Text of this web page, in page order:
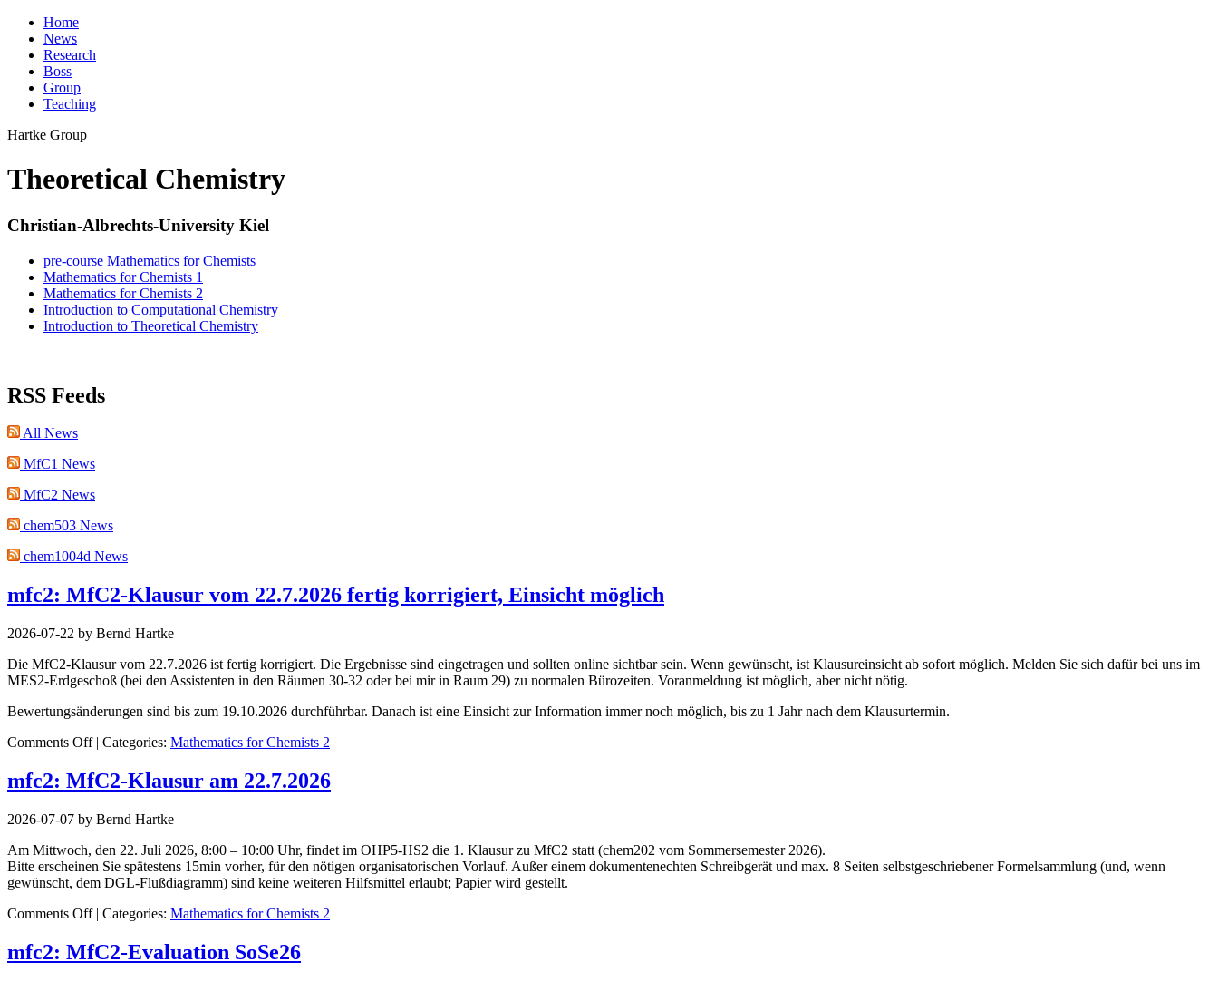
Home
News
Research
Boss
Group
Teaching
Hartke Group
Theoretical Chemistry
Christian-Albrechts-University Kiel
pre-course Mathematics for Chemists
Mathematics for Chemists 1
Mathematics for Chemists 2
Introduction to Computational Chemistry
Introduction to Theoretical Chemistry
RSS Feeds
All News
MfC1 News
MfC2 News
chem503 News
chem1004d News
mfc2: MfC2-Klausur vom 22.7.2026 fertig korrigiert, Einsicht möglich
2026-07-22 by Bernd Hartke
Die MfC2-Klausur vom 22.7.2026 ist fertig korrigiert. Die Ergebnisse sind eingetragen und sollten online sichtbar sein. Wenn gewünscht, ist Klausureinsicht ab sofort möglich. Melden Sie sich dafür bei uns im
MES2-Erdgeschoß (bei den Assistenten in den Räumen 30-32 oder bei mir in Raum 29) zu normalen Bürozeiten. Voranmeldung ist möglich, aber nicht nötig.
Bewertungsänderungen sind bis zum 19.10.2026 durchführbar. Danach ist eine Einsicht zur Information immer noch möglich, bis zu 1 Jahr nach dem Klausurtermin.
Comments Offon
Klausur
vom
fertig
Einsicht
möglich
| Categories: Mathematics for Chemists 2
mfc2: MfC2-Klausur am 22.7.2026
2026-07-07 by Bernd Hartke
Am Mittwoch, den 22. Juli 2026, 8:00 – 10:00 Uhr, findet im OHP5-HS2 die 1. Klausur zu MfC2 statt (chem202 vom Sommersemester 2026).
Bitte erscheinen Sie spätestens 15min vorher, für den nötigen organisatorischen Vorlauf. Außer einem dokumentenechten Schreibgerät und max. 8 Seiten selbstgeschriebener Formelsammlung (und, wenn
gewünscht, dem DGL-Flußdiagramm) sind keine weiteren Hilfsmittel erlaubt; Papier wird gestellt.
Comments Offon
Klausur
am
| Categories: Mathematics for Chemists 2
mfc2: MfC2-Evaluation SoSe26